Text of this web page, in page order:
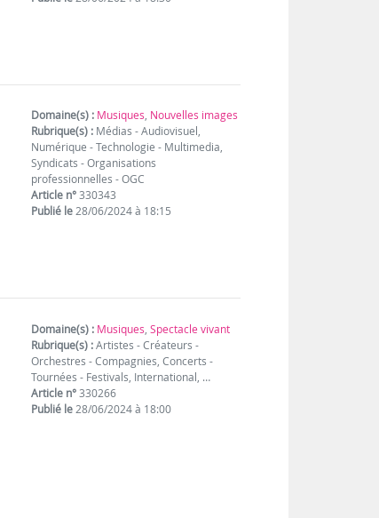
Domaine(s) : Musiques, Nouvelles images
Rubrique(s) : Médias - Audiovisuel,
Numérique - Technologie - Multimedia,
Syndicats - Organisations
professionnelles - OGC
Article n°330343
Publié le28/06/2024 à 18:15
Domaine(s) : Musiques,Spectacle vivant
Rubrique(s) :Artistes - Créateurs -
Orchestres - Compagnies, Concerts -
Tournées - Festivals, International, …
Article n°330266
Publié le28/06/2024 à 18:00